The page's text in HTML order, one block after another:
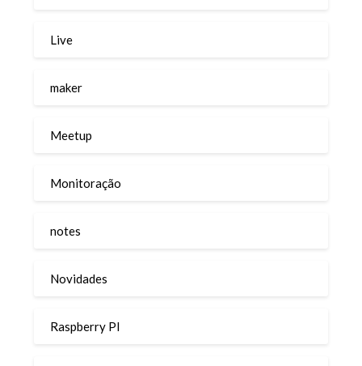
Live
maker
Meetup
Monitoração
notes
Novidades
Raspberry PI